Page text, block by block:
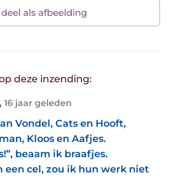
deel als afbeelding
deze inzending:
, 16 jaar geleden
Vondel, Cats en Hooft,
Kloos en Aafjes.
beaam ik braafjes.
een cel, zou ik hun werk niet